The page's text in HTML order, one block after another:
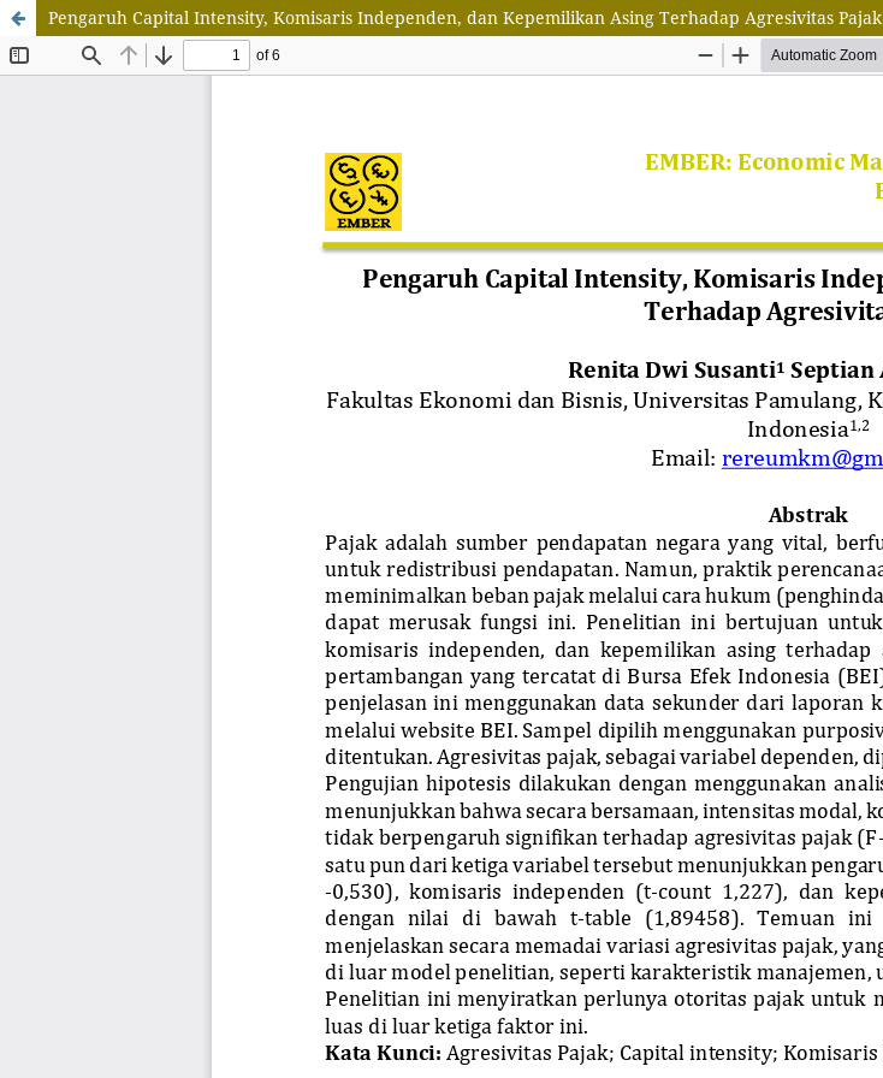
Pengaruh Capital Intensity, Komisaris Independen, dan Kepemilikan Asing Terhadap Agresivitas Pajak